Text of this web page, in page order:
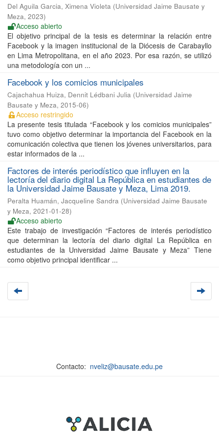
Del Aguila Garcia, Ximena Violeta (Universidad Jaime Bausate y
Meza, 2023)
Acceso abierto
El objetivo principal de la tesis es determinar la relación entre
Facebook y la imagen institucional de la Diócesis de Carabayllo
en Lima Metropolitana, en el año 2023. Por esa razón, se utilizó
una metodología con un ...
Facebook y los comicios municipales
Cajachahua Huiza, Dennit Lédbani Julia (Universidad Jaime
Bausate y Meza, 2015-06)
Acceso restringido
La presente tesis titulada “Facebook y los comicios municipales”
tuvo como objetivo determinar la importancia del Facebook en la
comunicación colectiva que tienen los jóvenes universitarios, para
estar informados de la ...
Factores de interés periodístico que influyen en la
lectoría del diario digital La República en estudiantes de
la Universidad Jaime Bausate y Meza, Lima 2019.
Peralta Huamán, Jacqueline Sandra (Universidad Jaime Bausate
y Meza, 2021-01-28)
Acceso abierto
Este trabajo de investigación “Factores de interés periodístico
que determinan la lectoría del diario digital La República en
estudiantes de la Universidad Jaime Bausate y Meza” Tiene
como objetivo principal identificar ...
Contacto: nveliz@bausate.edu.pe